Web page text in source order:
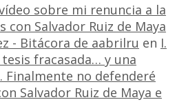
sobre mi renuncia a la
con Salvador Ruiz de Maya
- Bitácora de aabrilru en I.
fracasada… y una
Finalmente no defenderé
Salvador Ruiz de Maya e